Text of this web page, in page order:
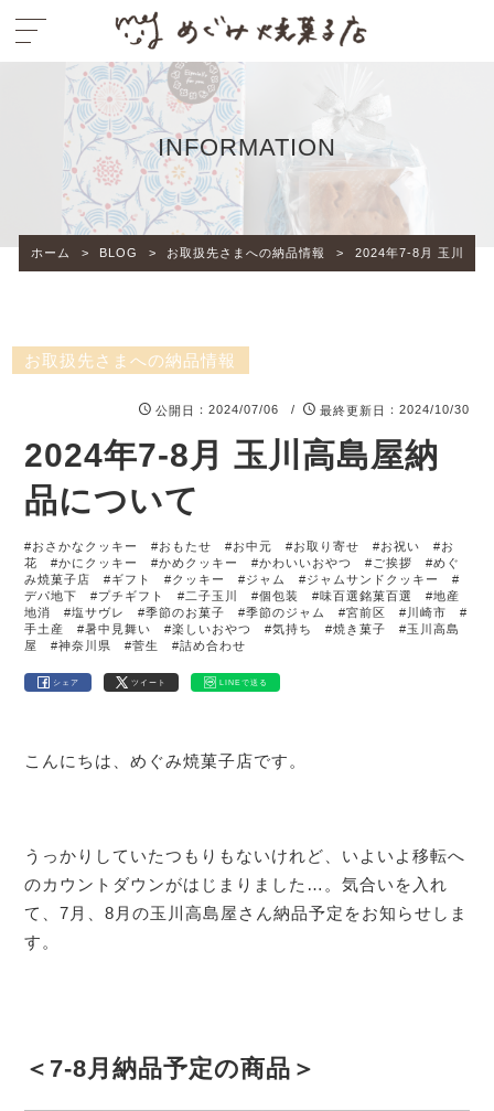
INFORMATION
ホーム > BLOG > お取扱先さまへの納品情報 > 2024年7-8月 玉川高島
お取扱先さまへの納品情報
公開日 ：2024/07/06 / 最終更新日 ：2024/10/30
2024年7-8月 玉川高島屋納
品について
#おさかなクッキー #おもたせ #お中元 #お取り寄せ #お祝い
#お
花
#かにクッキー #かめクッキー #かわいいおやつ #ご挨拶
#めぐ
み焼菓子店
#ギフト #クッキー #ジャム #ジャムサンドクッキー
#
デパ地下
#プチギフト #二子玉川 #個包装 #味百選銘菓百選
#地産
地消
#塩サヴレ #季節のお菓子 #季節のジャム #宮前区 #川崎市
#
手土産
#暑中見舞い #楽しいおやつ #気持ち #焼き菓子
#玉川高島
屋
#神奈川県 #菅生 #詰め合わせ
シェア ツイート LINEで送る
こんにちは、めぐみ焼菓子店です。
うっかりしていたつもりもないけれど、いよいよ移転へ
のカウントダウンがはじまりました…。気合いを入れ
て、7月、8月の玉川高島屋さん納品予定をお知らせしま
す。
＜7-8月納品予定の商品＞